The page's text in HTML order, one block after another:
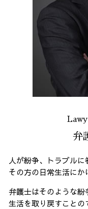
弁
人が紛争、トラブル
その方の日常生活にか
弁護士はそのような
生活を取り戻すことの